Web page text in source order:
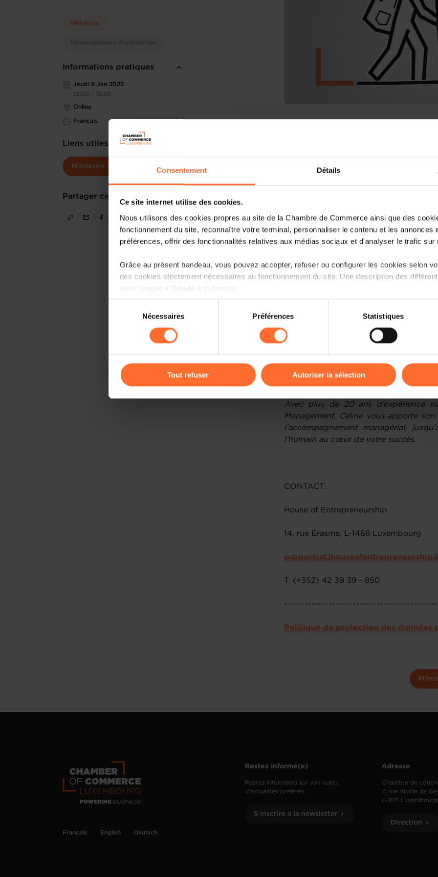
Consentement Détails
Ce site internet utilise des cookies.
Nous utilisons des cookies propres au site de la Chambre de Commerce ainsi que des
fonctionnement du site, reconnaître votre terminal, personnaliser le contenu et les annonces
préférences, offrir des fonctionnalités relatives aux médias sociaux et d'analyser le trafic sur
Grâce au présent bandeau, vous pouvez accepter, refuser ou configurer les cookies selon
des cookies strictement nécessaires au fonctionnement du site. Une description des
sous l’onglet « Détails » ci-dessus.
Il est précisé que la navigation sur le site et certaines fonctionnalités (ex : lecture de vidéos,
sociaux, sauvegarde des préférences de lecture vidéo, personnalisation de l’affichage du
cas de refus de tous les cookies ou des cookies non nécessaires.
gauche de chaque page.
Charte d’usage des cookieset notrePolitique
consentement
Nécessaires Préférences Statistiques
Tout refuser Autoriser la sélection
Webinaire
Développement d'entreprises
Informations pratiques
Jeudi 9 Jan 2025
12:00 - 13:30
Online
Français
Liens utiles
M'inscrire
Partager cet article
Découvrez comment passer du
intergénérationnel. Cet atelier
génération, les techniques pour
les méthodes pour créer des
meilleures pratiques pour attirer et
Vous avez dit … différentes
Fidéliser les jeunes talents
Présentation de l'intervenante
Avec plus de 20 ans d’expérience
Management, Céline vous apporte
l’accompagnement managérial,
l’humain au cœur de votre succès.
CONTACT:
House of Entrepreneurship
14, rue Erasme, L-1468 Luxembourg
T: (+352) 42 39 39 - 850
Politique de protection des données
Français English Deutsch
Restez informé(e)
Restez informé(e) sur vos sujets
d’actualités préférés.
S'inscrire à la newsletter
Adresse
Chambre de
7, rue Alcide de
L-1615
Direction